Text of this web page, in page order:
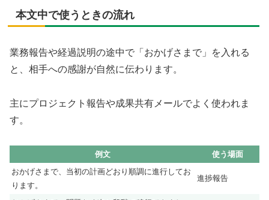
本文中で使うときの流れ
業務報告や経過説明の途中で「おかげさまで」を入れる
と、相手への感謝が自然に伝わります。
主にプロジェクト報告や成果共有メールでよく使われま
す。
例文
使う場面
おかげさまで、当初の計画どおり順調に進行してお
ります。
進捗報告